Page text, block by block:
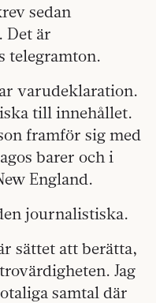
sedan
Det är
telegramton.
varudeklaration.
till innehållet.
framför sig med
barer och i
England.
journalistiska.
sättet att berätta,
Jag
samtal där